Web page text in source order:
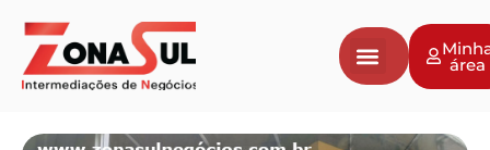
área